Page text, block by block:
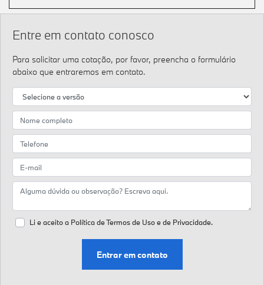
Entre em contato conosco
Para solicitar uma cotação, por favor, preencha o formulário
abaixo que entraremos em contato.
Li e aceito a Política de Termos de Uso e de Privacidade.
Entrar em contato